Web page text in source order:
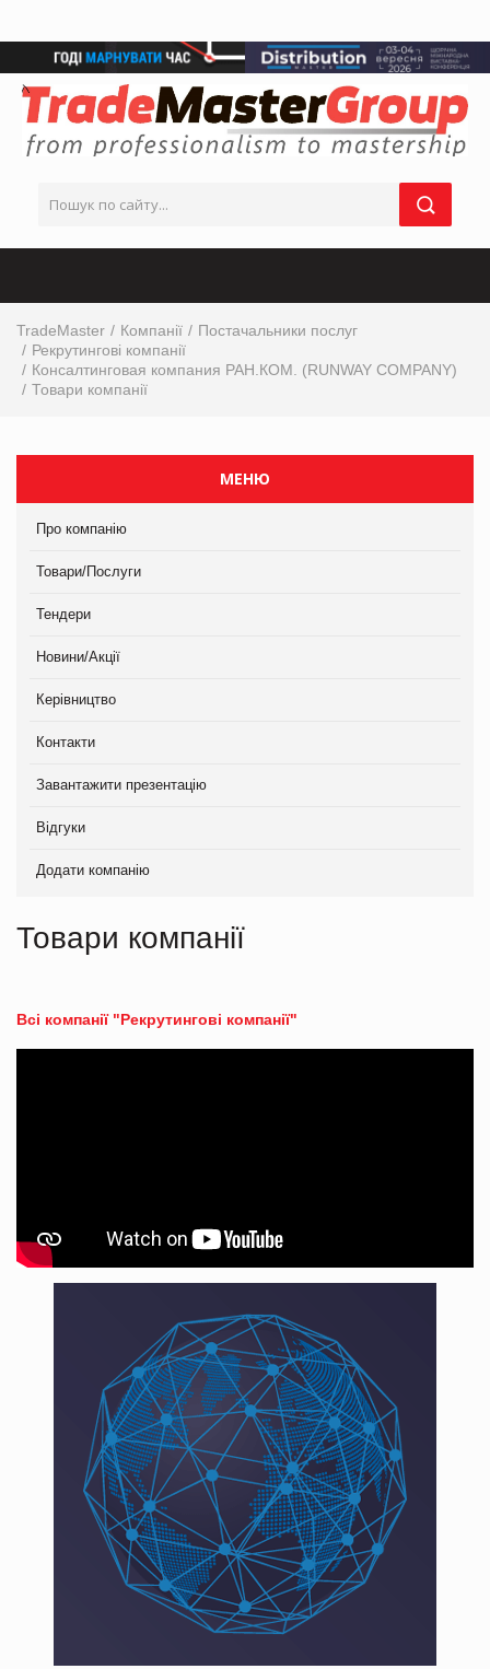
TradeMaster Компанії
Постачальники послуг
Рекрутингові компанії
Консалтинговая компания РАН.КОМ. (RUNWAY COMPANY)
Товари компанії
МЕНЮ
Про компанію
Товари/Послуги
Тендери
Новини/Акції
Керівництво
Контакти
Завантажити презентацію
Відгуки
Додати компанію
Товари компанії
Всі компанії "Рекрутингові компанії"